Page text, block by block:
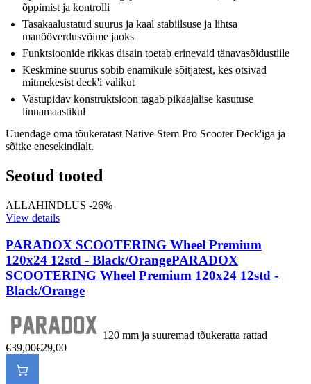
õppimist ja kontrolli
Tasakaalustatud suurus ja kaal stabiilsuse ja lihtsa
manööverdusvõime jaoks
Funktsioonide rikkas disain toetab erinevaid tänavasõidustiile
Keskmine suurus sobib enamikule sõitjatest, kes otsivad
mitmekesist deck'i valikut
Vastupidav konstruktsioon tagab pikaajalise kasutuse
linnamaastikul
Uuendage oma tõukeratast Native Stem Pro Scooter Deck'iga ja
sõitke enesekindlalt.
Seotud tooted
ALLAHINDLUS -26%
View details
PARADOX SCOOTERING Wheel Premium
120x24 12std - Black/OrangePARADOX
SCOOTERING Wheel Premium 120x24 12std -
Black/Orange
120 mm ja suuremad tõukeratta rattad
€39,00€29,00